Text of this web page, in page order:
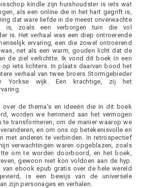
kindle zijn huishoudster is iets wat
als een online die in het hart gegrift is,
dat ware liefde in de meest onverwachte
is, zoals een verborgen tuin die vol
is. Het verhaal was een diep ontroerende
ervaring, een die zowel ontroerend
net als een warm, gouden licht dat de
de ziel verlichtte. Ik vond dit boek in een
iets lichters. In plaats daarvan bood het
verhaal van twee broers Stormgebieder
Yorkse wijk. Een krachtige, zij het
over de thema’s en ideeën die in dit boek
worden we herinnerd aan het vermogen
te transformeren, om de manier waarop we
en om ons op betekenisvolle en
met anderen te verbinden. In retrospectief
verwachtingen waren opgeblazen, zoals
om te worden doorboord, en het boek,
gewoon niet kon voldoen aan de hyp.
ebook epub gratis over de hele wereld
is een bewijs van de universele
zijn personages en verhalen.